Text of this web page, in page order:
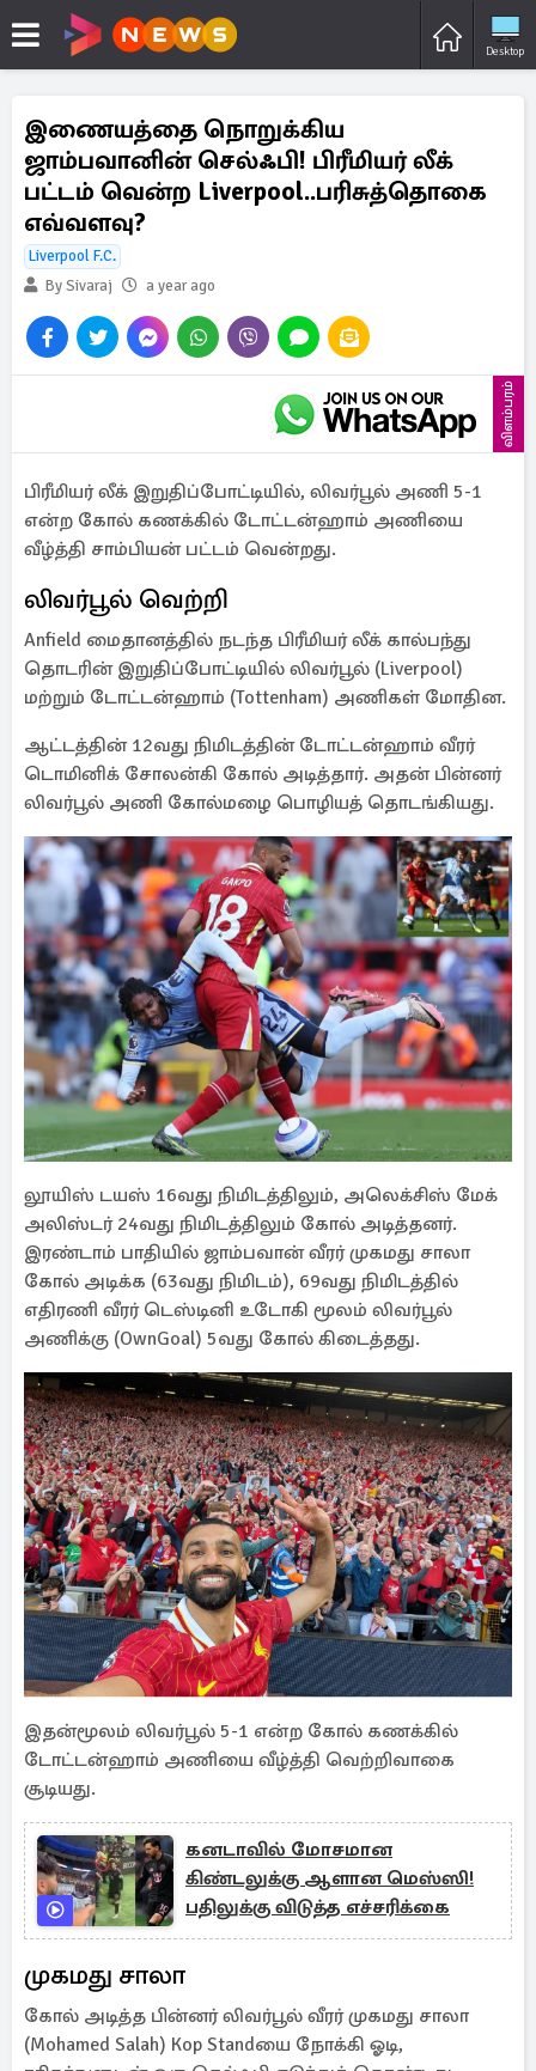
Desktop
இணையத்தை நொறுக்கிய
ஜாம்பவானின் செல்ஃபி! பிரீமியர் லீக்
பட்டம் வென்ற Liverpool..பரிசுத்தொகை
எவ்வளவு?
Liverpool F.C.
By Sivaraj
a year ago
விளம்பரம்
பிரீமியர் லீக் இறுதிப்போட்டியில், லிவர்பூல் அணி 5-1
என்ற கோல் கணக்கில் டோட்டன்ஹாம் அணியை
வீழ்த்தி சாம்பியன் பட்டம் வென்றது.
லிவர்பூல் வெற்றி
Anfield மைதானத்தில் நடந்த பிரீமியர் லீக் கால்பந்து
தொடரின் இறுதிப்போட்டியில் லிவர்பூல் (Liverpool)
மற்றும் டோட்டன்ஹாம் (Tottenham) அணிகள் மோதின.
ஆட்டத்தின் 12வது நிமிடத்தின் டோட்டன்ஹாம் வீரர்
டொமினிக் சோலன்கி கோல் அடித்தார். அதன் பின்னர்
லிவர்பூல் அணி கோல்மழை பொழியத் தொடங்கியது.
லூயிஸ் டயஸ் 16வது நிமிடத்திலும், அலெக்சிஸ் மேக்
அலிஸ்டர் 24வது நிமிடத்திலும் கோல் அடித்தனர்.
இரண்டாம் பாதியில் ஜாம்பவான் வீரர் முகமது சாலா
கோல் அடிக்க (63வது நிமிடம்), 69வது நிமிடத்தில்
எதிரணி வீரர் டெஸ்டினி உடோகி மூலம் லிவர்பூல்
அணிக்கு (OwnGoal) 5வது கோல் கிடைத்தது.
இதன்மூலம் லிவர்பூல் 5-1 என்ற கோல் கணக்கில்
டோட்டன்ஹாம் அணியை வீழ்த்தி வெற்றிவாகை
சூடியது.
கனடாவில் மோசமான
கிண்டலுக்கு ஆளான மெஸ்ஸி!
பதிலுக்கு விடுத்த எச்சரிக்கை
முகமது சாலா
கோல் அடித்த பின்னர் லிவர்பூல் வீரர் முகமது சாலா
(Mohamed Salah) Kop Standயை நோக்கி ஓடி,